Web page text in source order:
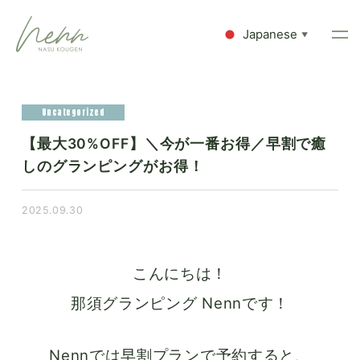
Japanese ▼
Uncategorized
【最大30%OFF】＼今が一番お得／早割で癒
しのグランピングがお得！
2025.09.30
こんにちは！
那須グランピング Nennです！
Nennでは早割プランで予約すると、